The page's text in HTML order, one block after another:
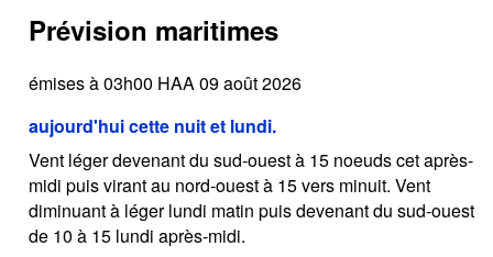
Prévision maritimes
émises à 03h00 HAA 09 août 2026
aujourd'hui cette nuit et lundi.
Vent léger devenant du sud-ouest à 15 noeuds cet après-
midi puis virant au nord-ouest à 15 vers minuit. Vent
diminuant à léger lundi matin puis devenant du sud-ouest
de 10 à 15 lundi après-midi.